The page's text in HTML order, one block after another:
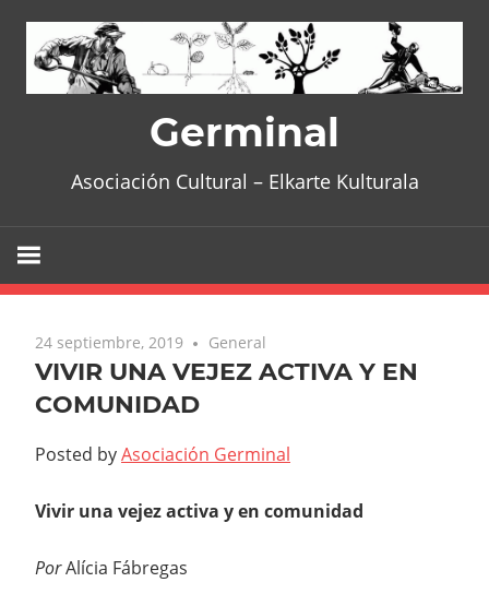
content
Germinal
Asociación Cultural – Elkarte Kulturala
24 septiembre, 2019 General
VIVIR UNA VEJEZ ACTIVA Y EN
COMUNIDAD
Posted byAsociación Germinal
Vivir una vejez activa y en comunidad
PorAlícia Fábregas